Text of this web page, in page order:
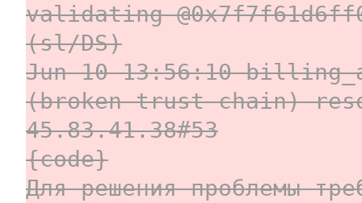
validating
(sl/DS)
Jun 10 13:56:10
(broken trust chain)
45.83.41.38#53
{code}
Для решения проблемы